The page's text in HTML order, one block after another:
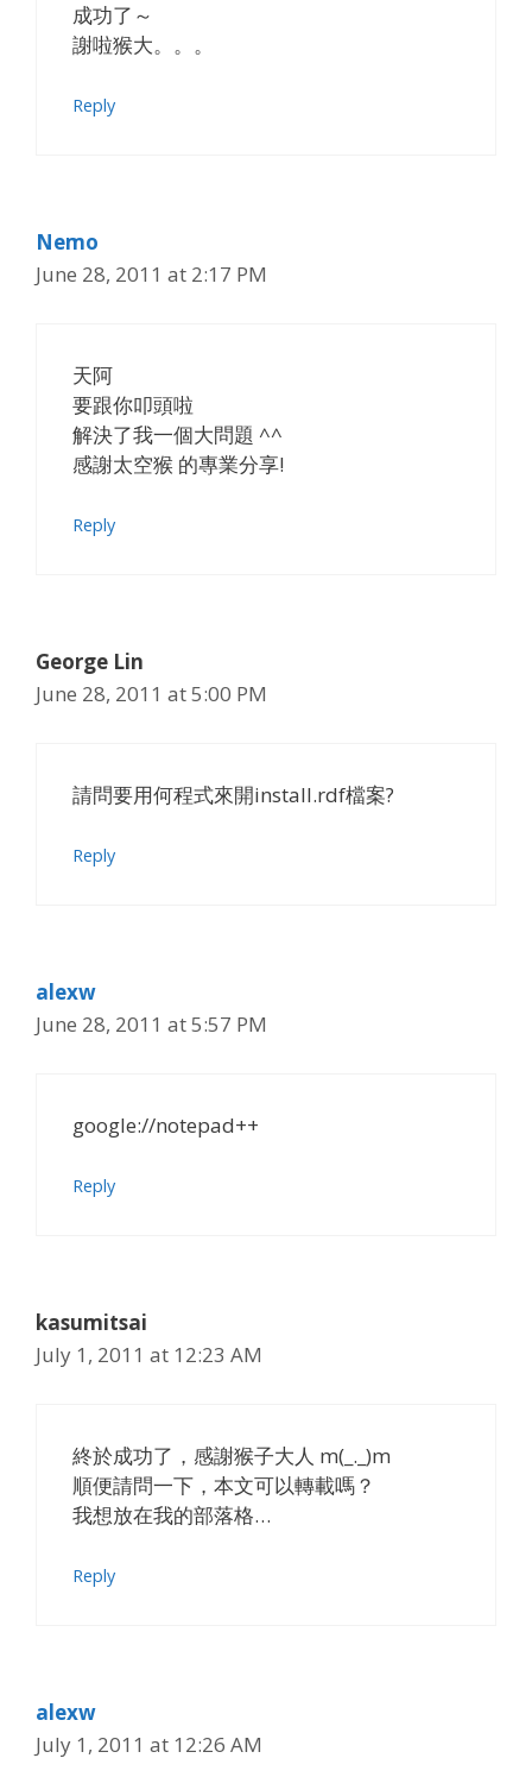
成功了～
謝啦猴大。。。
Reply
Nemo
June 28, 2011 at 2:17 PM
天阿
要跟你叩頭啦
解決了我一個大問題 ^^
感謝太空猴 的專業分享!
Reply
George Lin
June 28, 2011 at 5:00 PM
請問要用何程式來開install.rdf檔案?
Reply
alexw
June 28, 2011 at 5:57 PM
google://notepad++
Reply
kasumitsai
July 1, 2011 at 12:23 AM
終於成功了，感謝猴子大人 m(_._)m
順便請問一下，本文可以轉載嗎？
我想放在我的部落格…
Reply
alexw
July 1, 2011 at 12:26 AM